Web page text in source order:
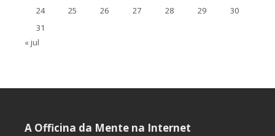
24
25 26 27 28 29
30
31
« jul
A Officina da Mente na Internet